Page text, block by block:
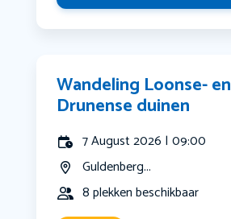
Wandeling Loonse- en
Drunense duinen
7 August 2026 | 09:00
Guldenberg...
8 plekken beschikbaar